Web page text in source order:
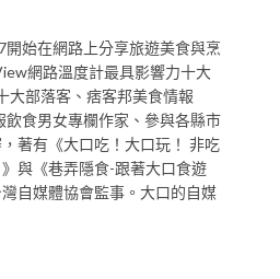
始在網路上分享旅遊美食與烹
網路溫度計最具影響力十大
大部落客、痞客邦美食情報
食男女專欄作家、參與各縣市
著有《大口吃！大口玩！ 非吃
與《巷弄隱食-跟著大口食遊
自媒體協會監事。大口的自媒